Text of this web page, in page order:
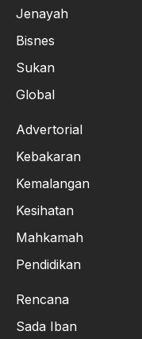
Jenayah
Bisnes
Sukan
Global
Advertorial
Kebakaran
Kemalangan
Kesihatan
Mahkamah
Pendidikan
Rencana
Sada Iban